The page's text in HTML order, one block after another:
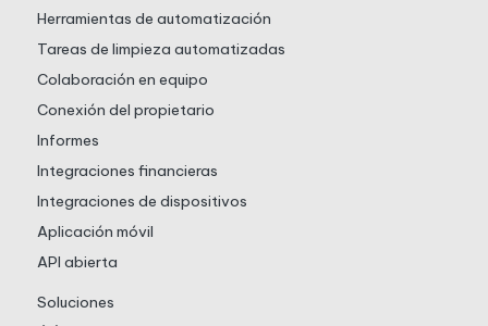
Herramientas de automatización
Tareas de limpieza automatizadas
Colaboración en equipo
Conexión del propietario
Informes
Integraciones financieras
Integraciones de dispositivos
Aplicación móvil
API abierta
Soluciones